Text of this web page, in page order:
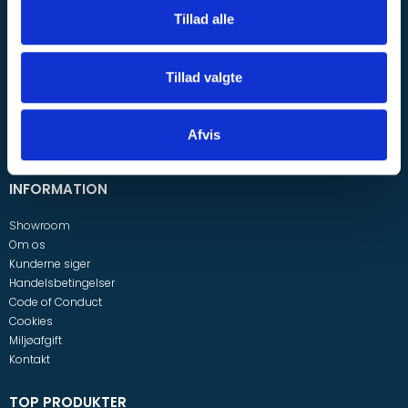
Tillad alle
Tillad valgte
Afvis
Denmark
Mobil nr.:76608822
INFORMATION
Showroom
Om os
Kunderne siger
Handelsbetingelser
Code of Conduct
Cookies
Miljøafgift
Kontakt
TOP PRODUKTER